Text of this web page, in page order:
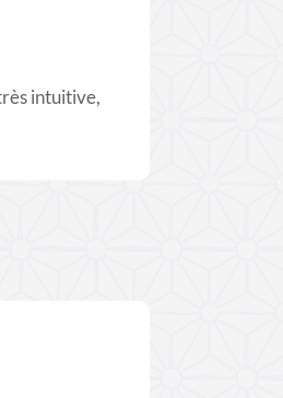
intuitive,